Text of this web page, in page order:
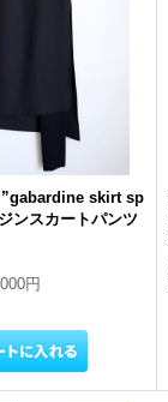
skirt sp
ンスカートパンツ
円